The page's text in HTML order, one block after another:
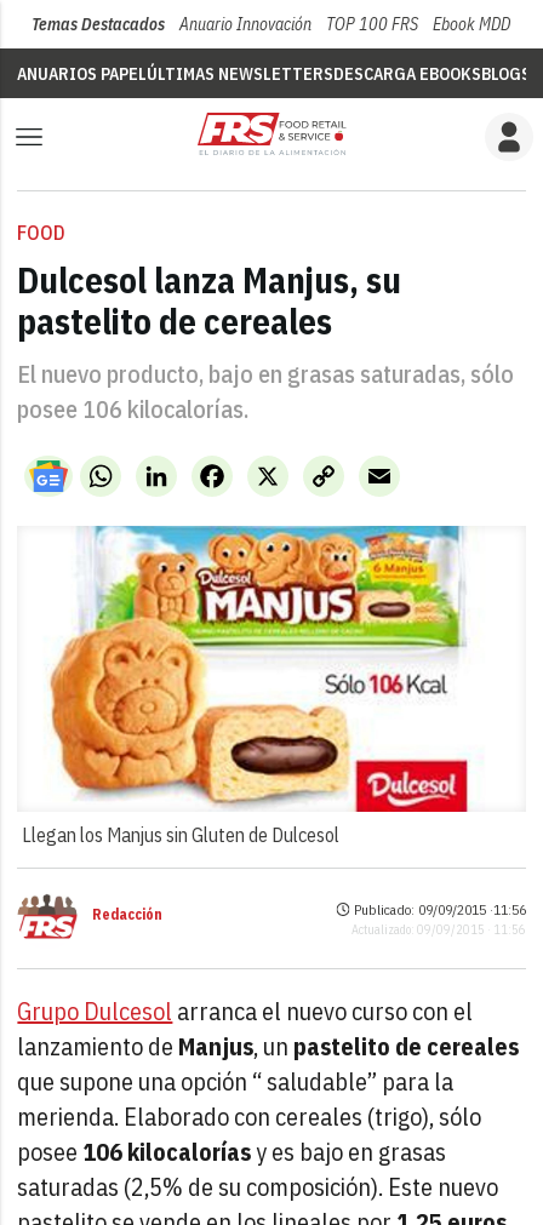
Temas Destacados Anuario Innovación TOP 100 FRS Ebook MDD
ANUARIOS PAPELÚLTIMAS NEWSLETTERSDESCARGA EBOOKSBLOGS
FOOD
Dulcesol lanza Manjus, su
pastelito de cereales
El nuevo producto, bajo en grasas saturadas, sólo
posee 106 kilocalorías.
WhatsAppLinkedIn X
Facebook
Copy
Link
Email
Llegan los Manjus sin Gluten de Dulcesol
Redacción Publicado: 09/09/2015 ·11:56
Actualizado: 09/09/2015 · 11:56
Grupo Dulcesol arranca el nuevo curso con el
lanzamiento de Manjus, un pastelito de cereales
que supone una opción “ saludable” para la
merienda. Elaborado con cereales (trigo), sólo
posee 106 kilocaloríasy es bajo en grasas
saturadas (2,5% de su composición). Este nuevo